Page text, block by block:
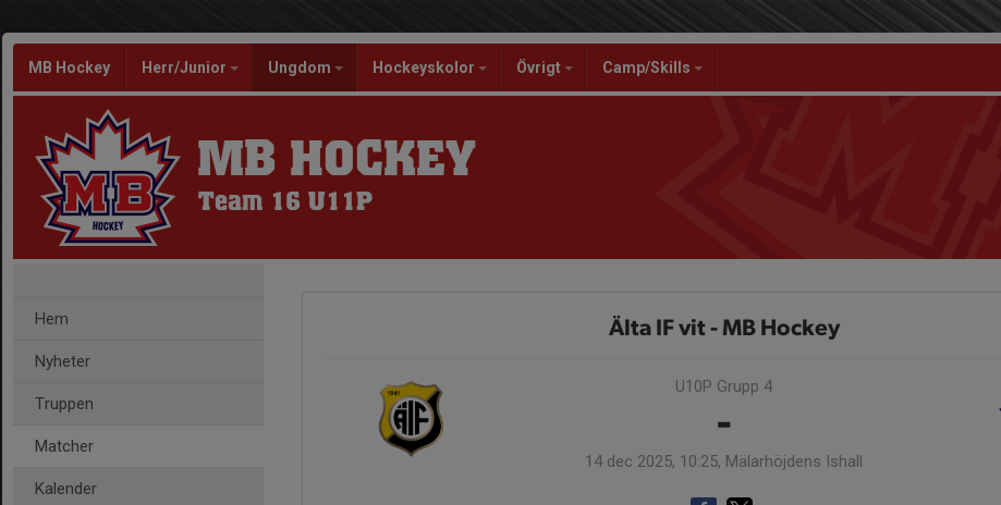
MB Hockey Herr/Junior Ungdom Hockeyskolor Övrigt Camp/Skills
MB HOCKEY
Team 16 U11P
Hem
Nyheter
Truppen
Matcher
Kalender
Älta IF vit - MB Hockey
U10P Grupp 4
-
14 dec 2025, 10:25, Mälarhöjdens Ishall